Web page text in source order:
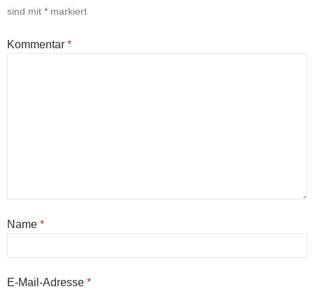
sind mit * markiert
Kommentar *
Name *
E-Mail-Adresse *